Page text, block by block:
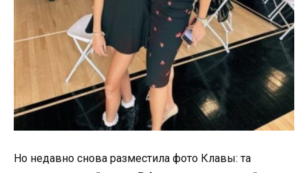
Но недавно снова разместила фото Клавы: та